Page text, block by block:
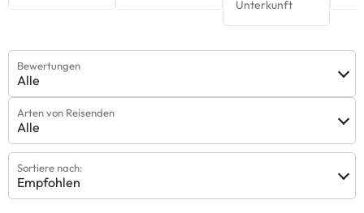
Bewertungen
Alle
Arten von Reisenden
Alle
Sortiere nach:
Empfohlen